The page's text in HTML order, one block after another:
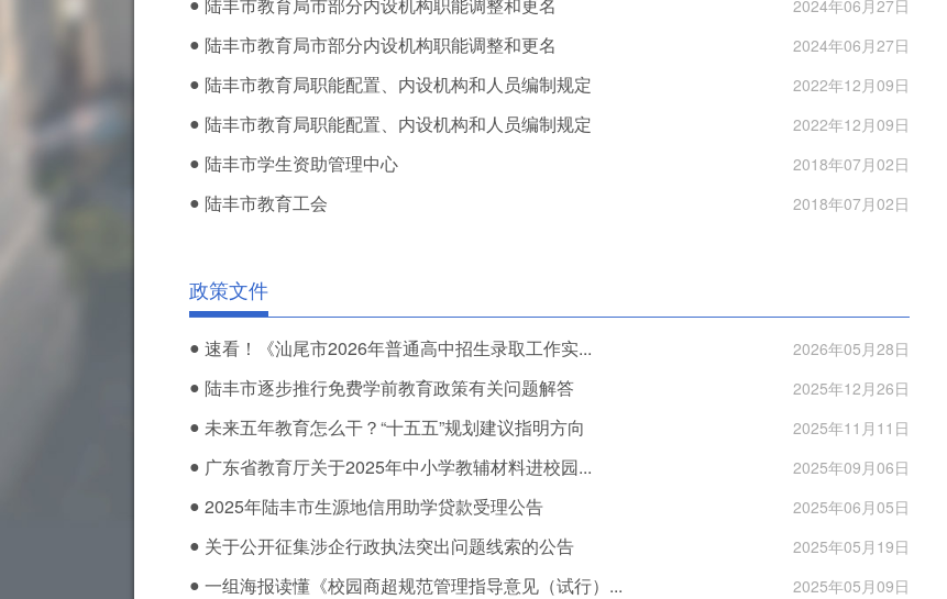
2024年06月27日
2024年06月27日
● 陆丰市教育局市部分内设机构职能调整和更名
2022年12月09日
● 陆丰市教育局职能配置、内设机构和人员编制规定
2022年12月09日
● 陆丰市教育局职能配置、内设机构和人员编制规定
2018年07月02日
● 陆丰市学生资助管理中心
2018年07月02日
● 陆丰市教育工会
政策文件
2026年05月28日
● 速看！《汕尾市2026年普通高中招生录取工作实...
2025年12月26日
● 陆丰市逐步推行免费学前教育政策有关问题解答
2025年11月11日
● 未来五年教育怎么干？“十五五”规划建议指明方向
2025年09月06日
● 广东省教育厅关于2025年中小学教辅材料进校园...
2025年06月05日
● 2025年陆丰市生源地信用助学贷款受理公告
2025年05月19日
● 关于公开征集涉企行政执法突出问题线索的公告
2025年05月09日
● 一组海报读懂《校园商超规范管理指导意见（试行）...